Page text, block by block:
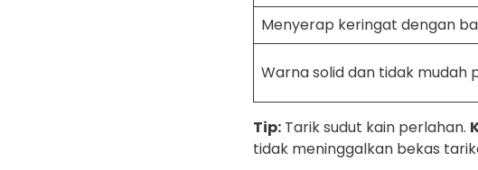
Menyerap keringat dengan
Warna solid dan tidak mudah
Tip: Tarik sudut kain perlahan.
tidak meninggalkan bekas